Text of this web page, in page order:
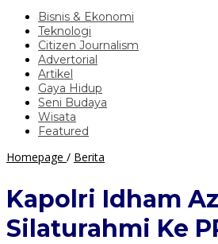
Bisnis & Ekonomi
Teknologi
Citizen Journalism
Advertorial
Artikel
Gaya Hidup
Seni Budaya
Wisata
Featured
Homepage / Berita
Aziz
Silaturahmi
Ke
PP
Kapolri Idham
Silaturahmi Ke